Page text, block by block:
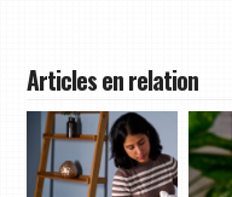
Articles en relation